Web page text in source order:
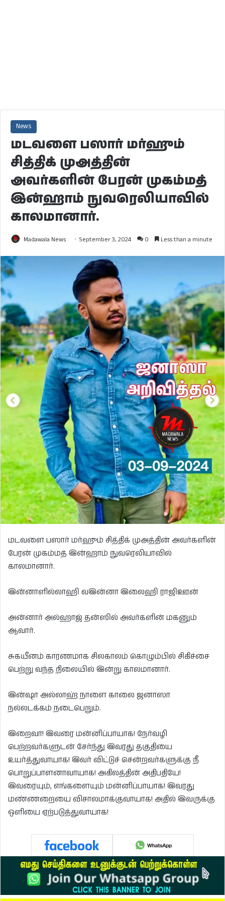
News
மடவளை பஸார் மர்ஹும்
சித்திக் முஅத்தின்
அவர்களின் பேரன் முகம்மத்
இன்ஹாம் நுவரெலியாவில்
காலமானார்.
Madawala News September 3, 2024 0 Less than a minute
மடவளை பஸார் மர்ஹும் சித்திக் முஅத்தின் அவர்களின்
பேரன் முகம்மத் இன்ஹாம் நுவரெலியாவில்
காலமானார்.
இன்னாளில்லாஹி வஇன்னா இலைஹி ராஜிஊன்
அன்னார் அல்ஹாஜ் தன்ஸில் அவர்களின் மகனும்
ஆவார்.
சுகயீனம் காரணமாக சிலகாலம் கொழும்பில் சிகிச்சை
பெற்று வந்த நிலையில் இன்று காலமானார்.
இன்ஷா அல்லாஹ் நாளை காலை ஜனாஸா
நல்லடக்கம் நடைபெறும்.
இறைவா! இவரை மன்னிப்பாயாக! நேர்வழி
பெற்றவர்களுடன் சேர்ந்து இவரது தகுதியை
உயர்த்துவாயாக! இவர் விட்டுச் சென்றவர்களுக்கு நீ
பொறுப்பாளனாவாயாக! அகிலத்தின் அதிபதியே!
இவரையும், எங்களையும் மன்னிப்பாயாக! இவரது
மண்ணறையை விசாலமாக்குவாயாக! அதில் இவருக்கு
ஒளியை ஏற்படுத்துவாயாக!